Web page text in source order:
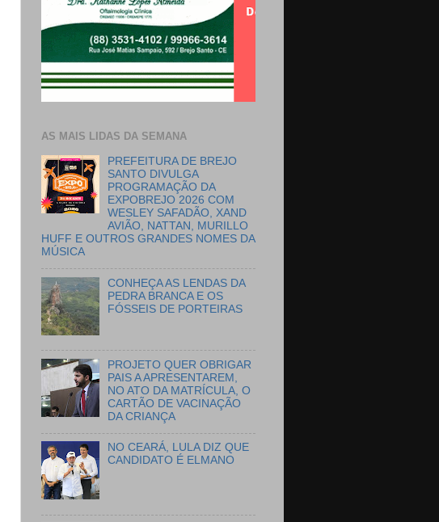
AS MAIS LIDAS DA SEMANA
PREFEITURA DE BREJO
SANTO DIVULGA
PROGRAMAÇÃO DA
EXPOBREJO 2026 COM
WESLEY SAFADÃO, XAND
AVIÃO, NATTAN, MURILLO
HUFF E OUTROS GRANDES NOMES DA
MÚSICA
CONHEÇA AS LENDAS DA
PEDRA BRANCA E OS
FÓSSEIS DE PORTEIRAS
PROJETO QUER OBRIGAR
PAIS A APRESENTAREM,
NO ATO DA MATRÍCULA, O
CARTÃO DE VACINAÇÃO
DA CRIANÇA
NO CEARÁ, LULA DIZ QUE
CANDIDATO É ELMANO